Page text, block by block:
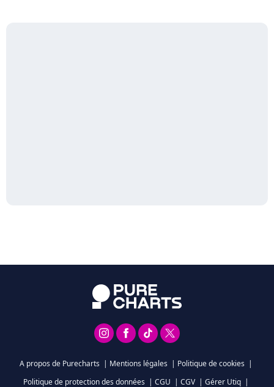
A propos de Purecharts | Mentions légales | Politique de cookies |
Politique de protection des données | CGU | CGV | Gérer Utiq |